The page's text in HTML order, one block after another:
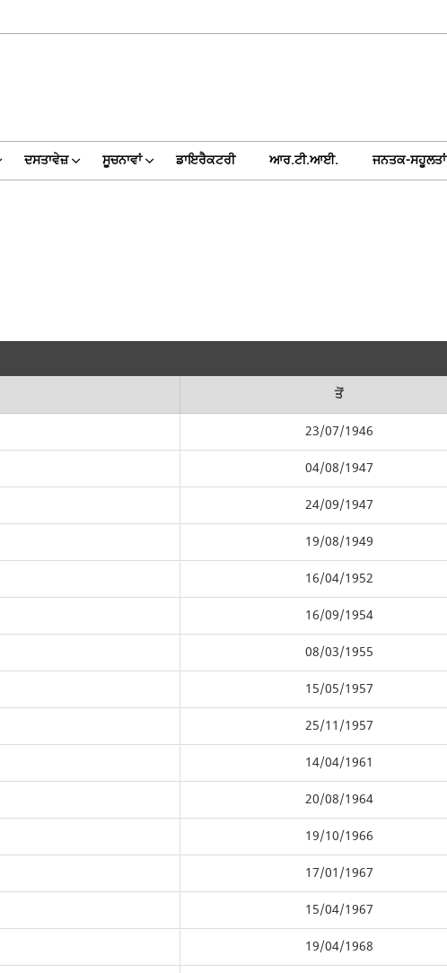
ਦਸਤਾਵੇਜ਼ ਸੂਚਨਾਵਾਂ ਡਾਇਰੈਕਟਰੀ ਆਰ.ਟੀ.ਆਈ. ਜਨਤਕ-ਸਹੂਲਤਾਂ
ਤੋਂ
23/07/1946
04/08/1947
24/09/1947
19/08/1949
16/04/1952
16/09/1954
08/03/1955
15/05/1957
25/11/1957
14/04/1961
20/08/1964
19/10/1966
17/01/1967
15/04/1967
19/04/1968